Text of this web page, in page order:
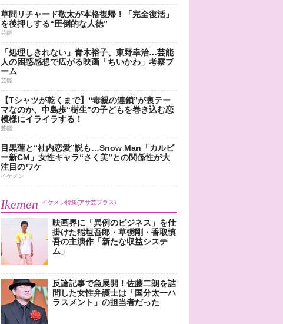
草間リチャード敬太が本格復帰！「完全復活」
を後押しする“圧倒的な人徳”
芸能
「処理しきれない」青木裕子、東野幸治…芸能
人の困惑感想で広がる映画「ちいかわ」考察ブ
ーム
芸能
【Tシャツが乾くまで】“毒親の連鎖”が裏テー
マなのか、中島歩“樹生”の子どもを巻き込む恋
模様にイライラする！
芸能
目黒蓮と“社内恋愛”説も…Snow Man「カルビ
ー新CM」女性キャラ“さく美”との関係性が大
注目のワケ
イケメン
Ikemen イケメン特集(アサ芸プラス)
映画界に「異例のビジネス」を仕
掛けた稲垣吾郎・草彅剛・香取慎
吾の主演作「新たな収益システ
ム」
反論記事で急展開！佐藤二朗を詰
問した女性弁護士は「国分太一ハ
ラスメント」の担当者だった